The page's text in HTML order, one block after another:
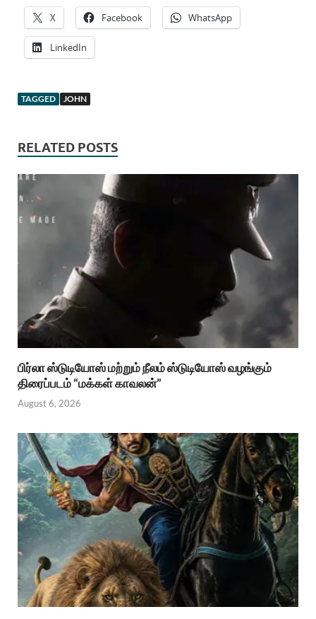
X Facebook WhatsApp
LinkedIn
TAGGED JOHN
RELATED POSTS
பிர்லா ஸ்டுடியோஸ் மற்றும் நீலம் ஸ்டுடியோஸ் வழங்கும்
திரைப்படம் “மக்கள் காவலன்”
August 6, 2026